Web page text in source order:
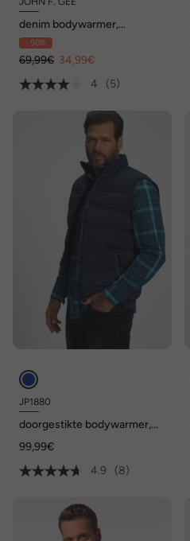
denim bodywarmer,
stonewashed, 4 zakken, tot
84/86
- 50%
69,99€ 34,99€
4
(5)
JP1880
doorgestikte bodywarmer,
rits, tot 8XL
99,99€
4.9
(8)